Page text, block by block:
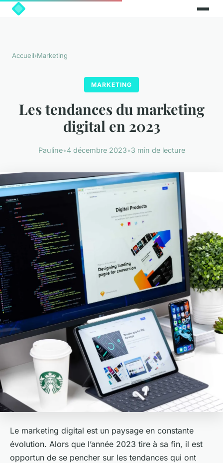
Accueil›Marketing
MARKETING
Les tendances du marketing
digital en 2023
Pauline•4 décembre 2023•3 min de lecture
Le marketing digital est un paysage en constante
évolution. Alors que l’année 2023 tire à sa fin, il est
opportun de se pencher sur les tendances qui ont